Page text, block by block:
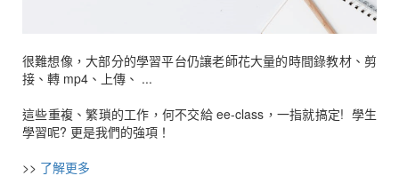
很難想像，大部分的學習平台仍讓老師花大量的時間錄教材、剪
接、轉 mp4、上傳、 ...
這些重複、繁瑣的工作，何不交給 ee-class，一指就搞定! 學生
學習呢? 更是我們的強項！
>> 了解更多